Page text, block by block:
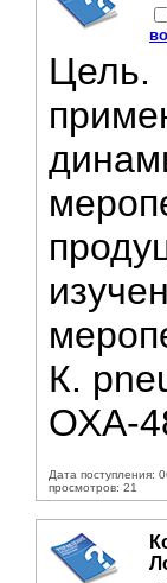
Цель.
К.
ОХА-
Дата поступления:
просмотров: 21